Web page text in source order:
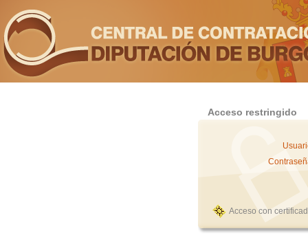
Acceso restringido
Acceso con